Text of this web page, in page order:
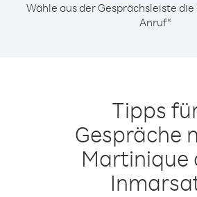
Wähle aus der Gesprächsleiste die
Anruf“
Tipps
Gespräche
Martinique